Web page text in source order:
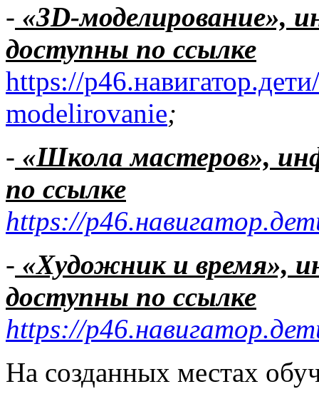
- «3D-моделирование»,
доступны по ссылке
https://
modelirovanie;
- «Школа мастеров»,
по ссылке
https://
- «Художник и время»,
доступны по ссылке
https://
На созданных местах